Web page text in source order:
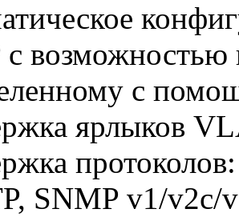
возможностью
с
ярлыков
SNMP v1/v2c/